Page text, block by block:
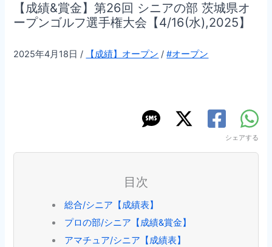
【成績&賞金】第26回 シニアの部 茨城県オ
ープンゴルフ選手権大会【4/16(水),2025】
2025年4月18日 / 【成績】オープン /#オープン
シェアする
目次
総合/シニア【成績表】
プロの部/シニア【成績&賞金】
アマチュア/シニア【成績表】